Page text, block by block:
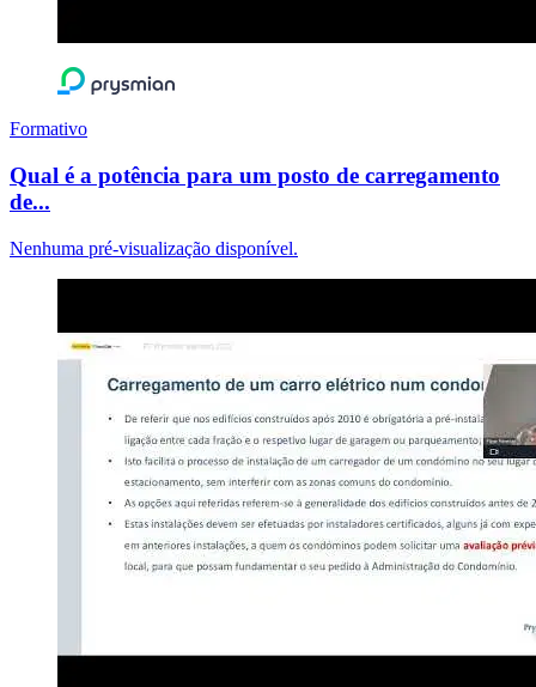
Formativo
Qual é a potência para um posto de carregamento
de...
Nenhuma pré-visualização disponível.